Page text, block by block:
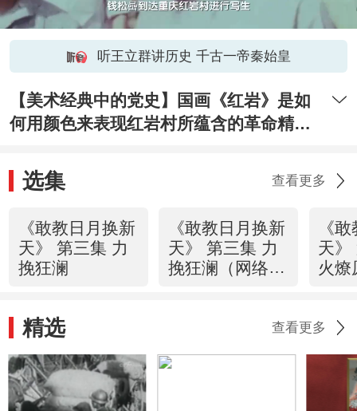
听王立群讲历史 千古一帝秦始皇
【美术经典中的党史】国画《红岩》是如
何用颜色来表现红岩村所蕴含的革命精
选集 查看更多
《敢教日月换新
天》 第三集 力
挽狂澜
《敢教日月换新
天》 第三集 力
挽狂澜（网络
《
天》
火燎
精选 查看更多